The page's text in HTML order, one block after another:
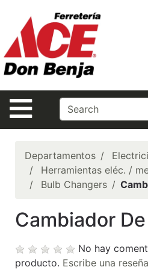
Navegación
Departamentos
Búsqueda
Avanzada
Departamentos
Shopper del
Mes
Casas Ferrmax
Ofertas
BEST
Especiales del
Departamentos
Herramientas eléc. /
Bulb Changers
Cambiador
No hay
producto. Escribe una reseña